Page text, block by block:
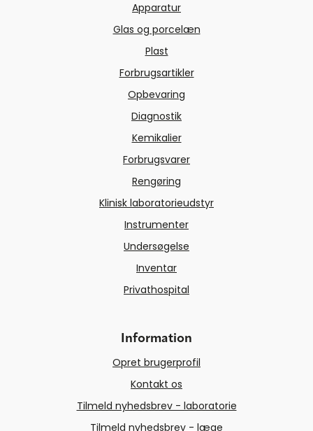
Apparatur
Glas og porcelæn
Plast
Forbrugsartikler
Opbevaring
Diagnostik
Kemikalier
Forbrugsvarer
Rengøring
Klinisk laboratorieudstyr
Instrumenter
Undersøgelse
Inventar
Privathospital
Information
Opret brugerprofil
Kontakt os
Tilmeld nyhedsbrev - laboratorie
Tilmeld nyhedsbrev - læge